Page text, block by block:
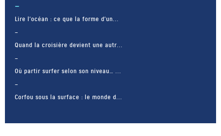
Lire l’océan : ce que la forme d’un...
Quand la croisière devient une autr...
Où partir surfer selon son niveau… ...
Corfou sous la surface : le monde d...